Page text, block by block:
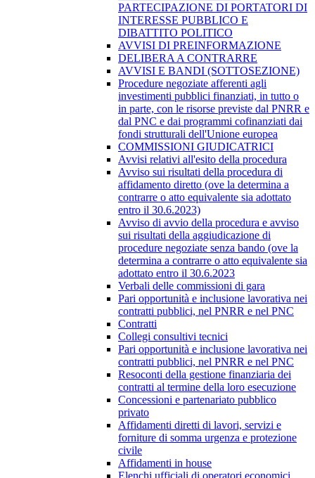
PARTECIPAZIONE DI PORTATORI DI
INTERESSE PUBBLICO E
DIBATTITO POLITICO
AVVISI DI PREINFORMAZIONE
DELIBERA A CONTRARRE
AVVISI E BANDI (SOTTOSEZIONE)
Procedure negoziate afferenti agli
investimenti pubblici finanziati, in tutto o
in parte, con le risorse previste dal PNRR e
dal PNC e dai programmi cofinanziati dai
fondi strutturali dell'Unione europea
COMMISSIONI GIUDICATRICI
Avvisi relativi all'esito della procedura
Avviso sui risultati della procedura di
affidamento diretto (ove la determina a
contrarre o atto equivalente sia adottato
entro il 30.6.2023)
Avviso di avvio della procedura e avviso
sui risultati della aggiudicazione di
procedure negoziate senza bando (ove la
determina a contrarre o atto equivalente sia
adottato entro il 30.6.2023
Verbali delle commissioni di gara
Pari opportunità e inclusione lavorativa nei
contratti pubblici, nel PNRR e nel PNC
Contratti
Collegi consultivi tecnici
Pari opportunità e inclusione lavorativa nei
contratti pubblici, nel PNRR e nel PNC
Resoconti della gestione finanziaria dei
contratti al termine della loro esecuzione
Concessioni e partenariato pubblico
privato
Affidamenti diretti di lavori, servizi e
forniture di somma urgenza e protezione
civile
Affidamenti in house
Elenchi ufficiali di operatori economici